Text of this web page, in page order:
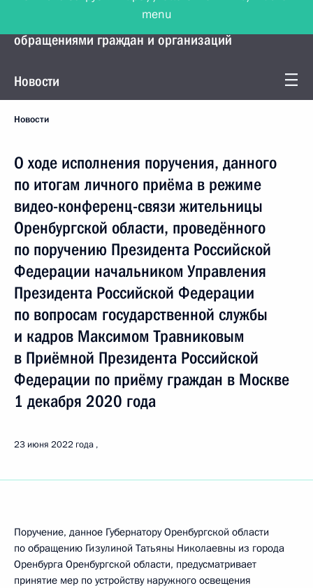
Управление Президента по работе с
обращениями граждан и организаций
Новости
Новости
О ходе исполнения поручения, данного
по итогам личного приёма в режиме
видео-конференц-связи жительницы
Оренбургской области, проведённого
по поручению Президента Российской
Федерации начальником Управления
Президента Российской Федерации
по вопросам государственной службы
и кадров Максимом Травниковым
в Приёмной Президента Российской
Федерации по приёму граждан в Москве
1 декабря 2020 года
23 июня 2022 года
Поручение, данное Губернатору Оренбургской области
по обращению Гизулиной Татьяны Николаевны из города
Оренбурга Оренбургской области, предусматривает
принятие мер по устройству наружного освещения
menu